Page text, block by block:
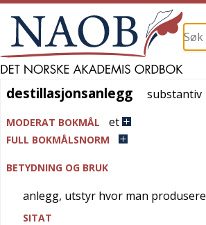
destillasjonsanlegg
destillasjonsanlegg substantiv
MODERAT BOKMÅL et
FULL BOKMÅLSNORM
BETYDNING OG BRUK
anlegg, utstyr hvor man
SITAT